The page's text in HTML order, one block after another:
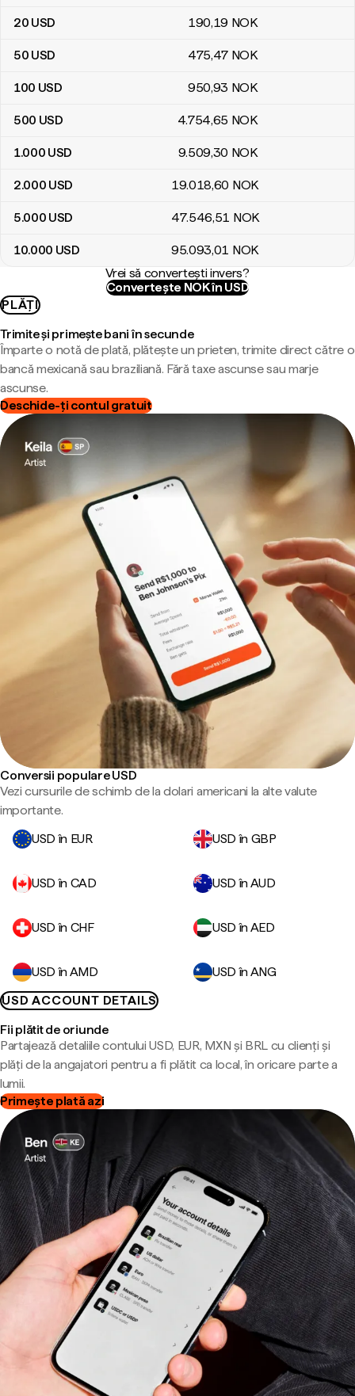
20 USD 190,19 NOK
50 USD 475,47 NOK
100 USD 950,93 NOK
500 USD 4.754,65 NOK
1.000 USD 9.509,30 NOK
2.000 USD 19.018,60 NOK
5.000 USD 47.546,51 NOK
10.000 USD 95.093,01 NOK
Vrei să convertești invers?
Convertește NOK în USD
PLĂȚI
Trimite și primește bani în secunde
Împarte o notă de plată, plătește un prieten, trimite direct către o
bancă mexicană sau braziliană. Fără taxe ascunse sau marje
ascunse.
Deschide-ți contul gratuit
Conversii populare USD
Vezi cursurile de schimb de la dolari americani la alte valute
importante.
USD în EUR
USD în GBP
USD în CAD USD în AUD
USD în CHF USD în AED
USD în AMD
USD în ANG
USD ACCOUNT DETAILS
Fii plătit de oriunde
Partajează detaliile contului USD, EUR, MXN și BRL cu clienți și
plăți de la angajatori pentru a fi plătit ca local, în oricare parte a
lumii.
Primește plată azi